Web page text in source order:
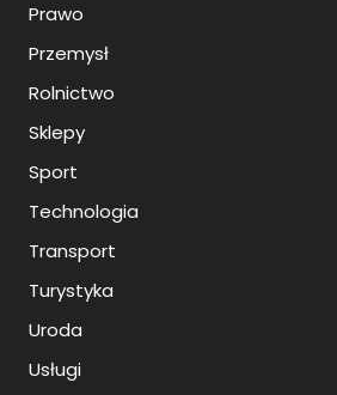
Prawo
Przemysł
Rolnictwo
Sklepy
Sport
Technologia
Transport
Turystyka
Uroda
Usługi